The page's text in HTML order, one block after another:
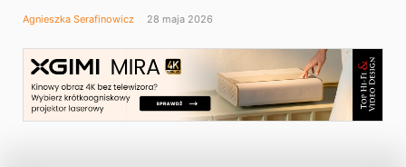
Agnieszka Serafinowicz 28 maja 2026